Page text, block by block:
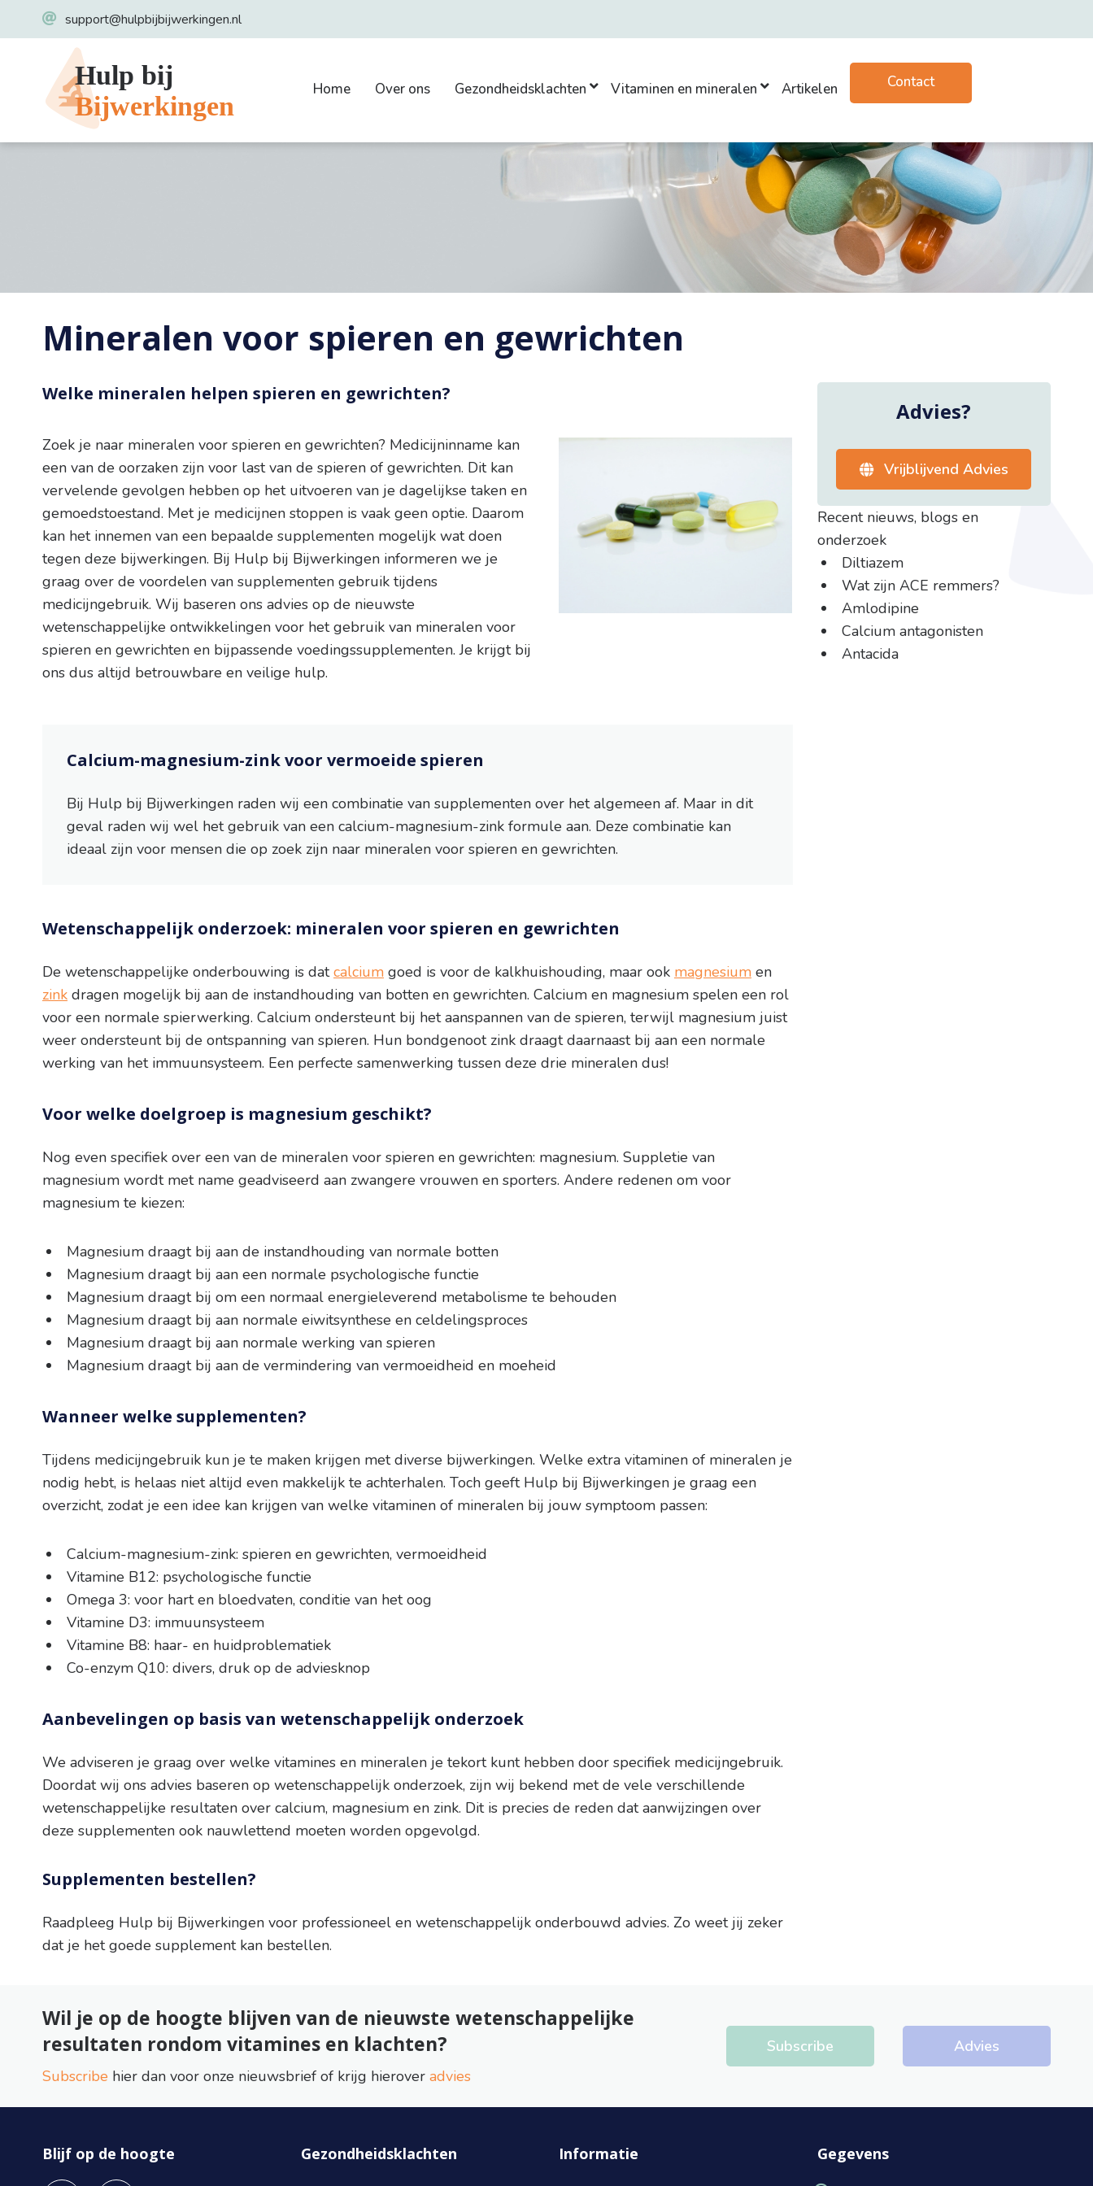
support@hulpbijbijwerkingen.nl
Home Over ons Gezondheidsklachten Vitaminen en mineralen Artikelen Contact
Mineralen voor spieren en gewrichten
Welke mineralen helpen spieren en gewrichten?
Zoek je naar mineralen voor spieren en gewrichten? Medicijninname kan
een van de oorzaken zijn voor last van de spieren of gewrichten. Dit kan
vervelende gevolgen hebben op het uitvoeren van je dagelijkse taken en
gemoedstoestand. Met je medicijnen stoppen is vaak geen optie. Daarom
kan het innemen van een bepaalde supplementen mogelijk wat doen
tegen deze bijwerkingen. Bij Hulp bij Bijwerkingen informeren we je
graag over de voordelen van supplementen gebruik tijdens
medicijngebruik. Wij baseren ons advies op de nieuwste
wetenschappelijke ontwikkelingen voor het gebruik van mineralen voor
spieren en gewrichten en bijpassende voedingssupplementen. Je krijgt bij
ons dus altijd betrouwbare en veilige hulp.
Calcium-magnesium-zink voor vermoeide spieren
Bij Hulp bij Bijwerkingen raden wij een combinatie van supplementen over het algemeen af. Maar in dit
geval raden wij wel het gebruik van een calcium-magnesium-zink formule aan. Deze combinatie kan
ideaal zijn voor mensen die op zoek zijn naar mineralen voor spieren en gewrichten.
Wetenschappelijk onderzoek: mineralen voor spieren en gewrichten
De wetenschappelijke onderbouwing is datcalcium goed is voor de kalkhuishouding, maar ook magnesium en
zink dragen mogelijk bij aan de instandhouding van botten en gewrichten. Calcium en magnesium spelen een rol
voor een normale spierwerking. Calcium ondersteunt bij het aanspannen van de spieren, terwijl magnesium juist
weer ondersteunt bij de ontspanning van spieren. Hun bondgenoot zink draagt daarnaast bij aan een normale
werking van het immuunsysteem. Een perfecte samenwerking tussen deze drie mineralen dus!
Voor welke doelgroep is magnesium geschikt?
Nog even specifiek over een van de mineralen voor spieren en gewrichten: magnesium. Suppletie van
magnesium wordt met name geadviseerd aan zwangere vrouwen en sporters. Andere redenen om voor
magnesium te kiezen:
Magnesium draagt bij aan de instandhouding van normale botten
Magnesium draagt bij aan een normale psychologische functie
Magnesium draagt bij om een normaal energieleverend metabolisme te behouden
Magnesium draagt bij aan normale eiwitsynthese en celdelingsproces
Magnesium draagt bij aan normale werking van spieren
Magnesium draagt bij aan de vermindering van vermoeidheid en moeheid
Wanneer welke supplementen?
Tijdens medicijngebruik kun je te maken krijgen met diverse bijwerkingen. Welke extra vitaminen of mineralen je
nodig hebt, is helaas niet altijd even makkelijk te achterhalen. Toch geeft Hulp bij Bijwerkingen je graag een
overzicht, zodat je een idee kan krijgen van welke vitaminen of mineralen bij jouw symptoom passen:
Calcium-magnesium-zink: spieren en gewrichten, vermoeidheid
Vitamine B12: psychologische functie
Omega 3: voor hart en bloedvaten, conditie van het oog
Vitamine D3: immuunsysteem
Vitamine B8: haar- en huidproblematiek
Co-enzym Q10: divers, druk op de adviesknop
Aanbevelingen op basis van wetenschappelijk onderzoek
We adviseren je graag over welke vitamines en mineralen je tekort kunt hebben door specifiek medicijngebruik.
Doordat wij ons advies baseren op wetenschappelijk onderzoek, zijn wij bekend met de vele verschillende
wetenschappelijke resultaten over calcium, magnesium en zink. Dit is precies de reden dat aanwijzingen over
deze supplementen ook nauwlettend moeten worden opgevolgd.
Supplementen bestellen?
Raadpleeg Hulp bij Bijwerkingen voor professioneel en wetenschappelijk onderbouwd advies. Zo weet jij zeker
dat je het goede supplement kan bestellen.
Advies?
Vrijblijvend Advies
Recent nieuws, blogs en
onderzoek
Diltiazem
Wat zijn ACE remmers?
Amlodipine
Calcium antagonisten
Antacida
Wil je op de hoogte blijven van de nieuwste wetenschappelijke
resultaten rondom vitamines en klachten?
Subscribe hier dan voor onze nieuwsbrief of krijg hierover advies
Subscribe Advies
Blijf op de hoogte Gezondheidsklachten Informatie Gegevens